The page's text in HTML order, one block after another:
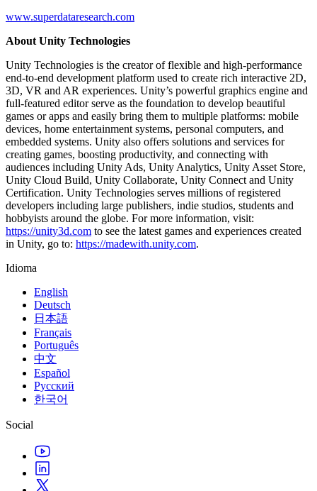
www.superdataresearch.com
About Unity Technologies
Unity Technologies is the creator of flexible and high-performance
end-to-end development platform used to create rich interactive 2D,
3D, VR and AR experiences. Unity’s powerful graphics engine and
full-featured editor serve as the foundation to develop beautiful
games or apps and easily bring them to multiple platforms: mobile
devices, home entertainment systems, personal computers, and
embedded systems. Unity also offers solutions and services for
creating games, boosting productivity, and connecting with
audiences including Unity Ads, Unity Analytics, Unity Asset Store,
Unity Cloud Build, Unity Collaborate, Unity Connect and Unity
Certification. Unity Technologies serves millions of registered
developers including large publishers, indie studios, students and
hobbyists around the globe. For more information, visit:
https://unity3d.com to see the latest games and experiences created
in Unity, go to: https://madewith.unity.com.
Idioma
English
Deutsch
日本語
Français
Português
中文
Español
Русский
한국어
Social